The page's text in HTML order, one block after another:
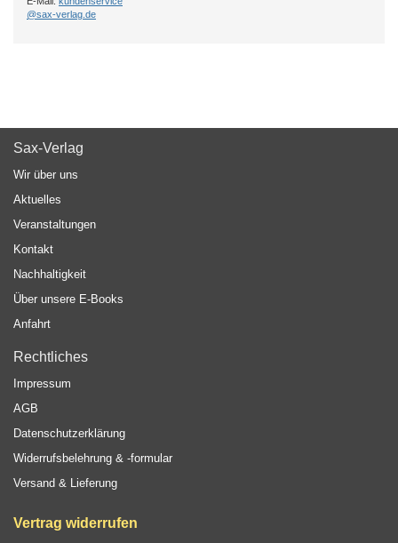
@sax-verlag.de
Sax-Verlag
Wir über uns
Aktuelles
Veranstaltungen
Kontakt
Nachhaltigkeit
Über unsere E-Books
Anfahrt
Rechtliches
Impressum
AGB
Datenschutzerklärung
Widerrufsbelehrung & -formular
Versand & Lieferung
Vertrag widerrufen